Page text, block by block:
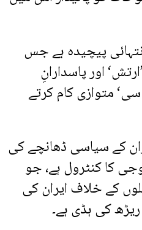
پیچیدہ ہے جس
اور پاسدارانِ
متوازی کام کرتے
کے سیاسی ڈھانچے کی
کا کنٹرول ہے، جو
کے خلاف ایران کی
کی ہڈی ہے۔